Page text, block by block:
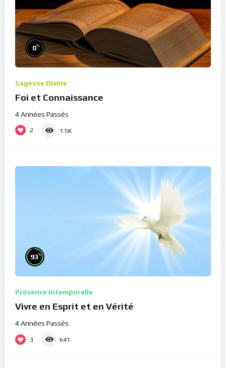
0%
Sagesse Divine
Foi et Connaissance
4 Années Passés
2 1.5K
93%
Présence Intemporelle
Vivre en Esprit et en Vérité
4 Années Passés
3 641